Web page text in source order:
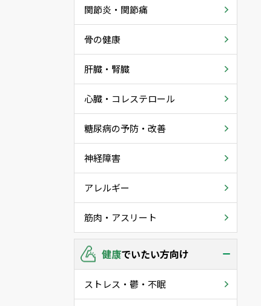
関節炎・関節痛
骨の健康
肝臓・腎臓
心臓・コレステロール
糖尿病の予防・改善
神経障害
アレルギー
筋肉・アスリート
健康でいたい方向け
ストレス・鬱・不眠